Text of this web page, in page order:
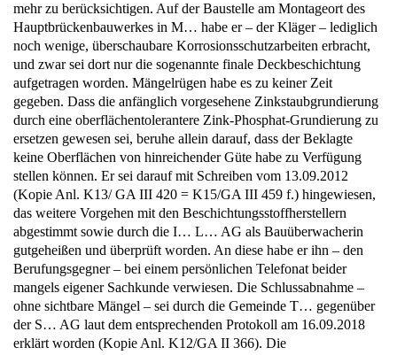
mehr zu berücksichtigen. Auf der Baustelle am Montageort des
Hauptbrückenbauwerkes in M… habe er – der Kläger – lediglich
noch wenige, überschaubare Korrosionsschutzarbeiten erbracht,
und zwar sei dort nur die sogenannte finale Deckbeschichtung
aufgetragen worden. Mängelrügen habe es zu keiner Zeit
gegeben. Dass die anfänglich vorgesehene Zinkstaubgrundierung
durch eine oberflächentolerantere Zink-Phosphat-Grundierung zu
ersetzen gewesen sei, beruhe allein darauf, dass der Beklagte
keine Oberflächen von hinreichender Güte habe zu Verfügung
stellen können. Er sei darauf mit Schreiben vom 13.09.2012
(Kopie Anl. K13/ GA III 420 = K15/GA III 459 f.) hingewiesen,
das weitere Vorgehen mit den Beschichtungsstoffherstellern
abgestimmt sowie durch die I… L… AG als Bauüberwacherin
gutgeheißen und überprüft worden. An diese habe er ihn – den
Berufungsgegner – bei einem persönlichen Telefonat beider
mangels eigener Sachkunde verwiesen. Die Schlussabnahme –
ohne sichtbare Mängel – sei durch die Gemeinde T… gegenüber
der S… AG laut dem entsprechenden Protokoll am 16.09.2018
erklärt worden (Kopie Anl. K12/GA II 366). Die